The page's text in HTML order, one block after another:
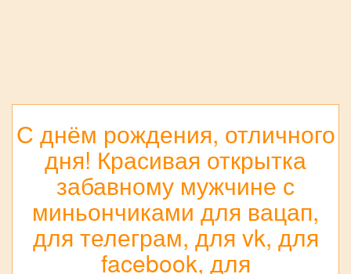
С днём рождения, отличного
дня! Красивая открытка
забавному мужчине с
миньончиками для вацап,
для телеграм, для vk, для
facebook, для